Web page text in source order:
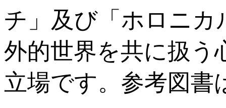
チ」及び「ホロニカ
外的世界を共に扱う
立場です。参考図書